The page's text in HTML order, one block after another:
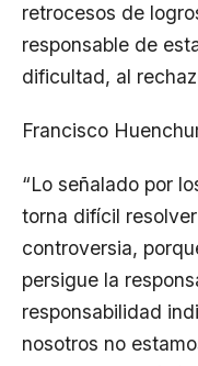
retrocesos de
responsable de
dificultad, al
Francisco
“Lo señalado por
torna difícil
controversia,
persigue la
responsabilidad
nosotros no